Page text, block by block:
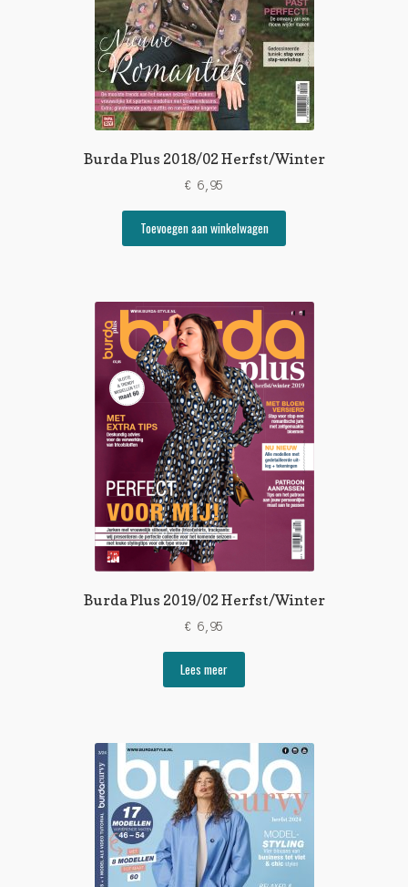
Burda Plus 2018/02 Herfst/Winter
€ 6,95
Toevoegen aan winkelwagen
Burda Plus 2019/02 Herfst/Winter
€ 6,95
Lees meer